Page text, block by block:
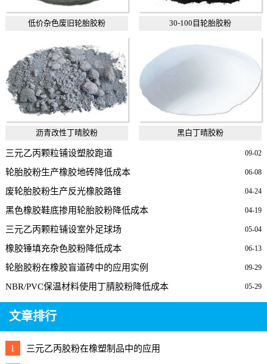
低价杂色废旧轮胎胶粉 30-100目轮胎胶粉
沥青改性丁晴胶粉 黑白丁晴胶粉
09-02
三元乙丙颗粒铺设塑胶跑道
06-08
轮胎胶粉生产橡胶地砖降低成本
04-24
废轮胎胶粉生产反光橡胶路锥
04-19
黑色橡胶鞋底掺用轮胎胶粉降低成本
05-04
三元乙丙颗粒铺设室外足球场
06-13
橡胶锤填充杂色胶粉降低成本
09-29
轮胎胶粉在橡胶盲道砖中的应用实例
05-29
NBR/PVC保温材料使用丁腈胶粉降低成本
文章排行
1 三元乙丙胶粉在橡塑制品中的应用